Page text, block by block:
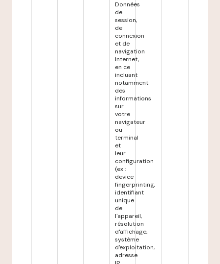
Données
de
session,
de
connexion
et de
navigation
Internet,
en ce
incluant
notamment
des
informations
sur
votre
navigateur
ou
terminal
et
leur
configuration
(ex :
device
fingerprinting,
identifiant
unique
de
l'appareil,
résolution
d'affichage,
système
d'exploitation,
adresse